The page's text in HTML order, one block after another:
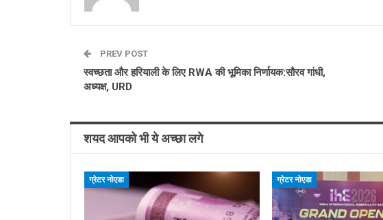
PREV POST
स्वच्छता और हरियाली के लिए RWA की भूमिका निर्णायक:सौरव गांधी,
अध्यक्ष, URD
शयद आपको भी ये अच्छा लगे
ग्रेटर नोएडा ग्रेटर नोएडा